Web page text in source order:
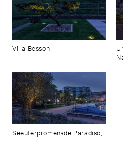
Villa Besson
Seeuferpromenade Paradiso,